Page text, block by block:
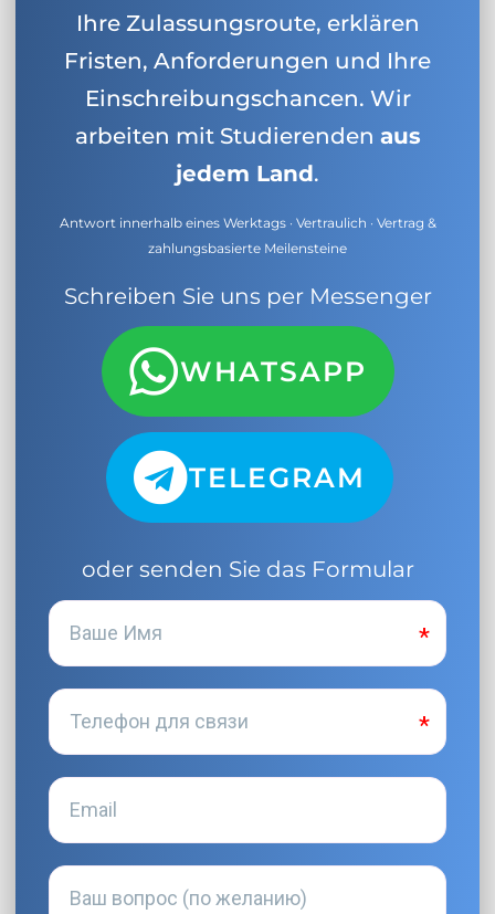
Ihre Zulassungsroute, erklären
Fristen, Anforderungen und Ihre
Einschreibungschancen. Wir
arbeiten mit Studierenden aus
jedem Land.
Antwort innerhalb eines Werktags · Vertraulich · Vertrag &
zahlungsbasierte Meilensteine
Schreiben Sie uns per Messenger
WHATSAPP
TELEGRAM
oder senden Sie das Formular